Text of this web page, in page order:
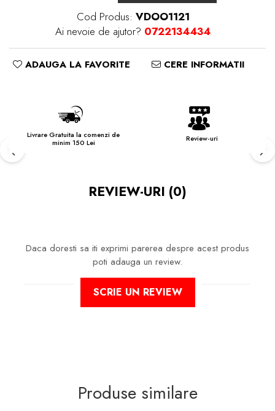
Cod Produs: VDOO1121
Ai nevoie de ajutor? 0722134434
ADAUGA LA FAVORITE CERE INFORMATII
Livrare Gratuita la comenzi de
minim 150 Lei
Review-uri
REVIEW-URI (0)
Daca doresti sa iti exprimi parerea despre acest produs
poti adauga un review.
SCRIE UN REVIEW
Produse similare